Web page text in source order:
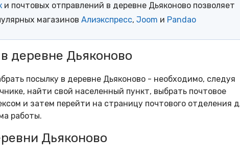
и почтовых отправлений в деревне Дьяконово позволяет
магазинов Алиэкспресс, Joom и Pandao
деревне Дьяконово
посылку в деревне Дьяконово - необходимо, следуя
найти свой населенный пункт, выбрать почтовое
и затем перейти на страницу почтового отделения
работы.
Дьяконово